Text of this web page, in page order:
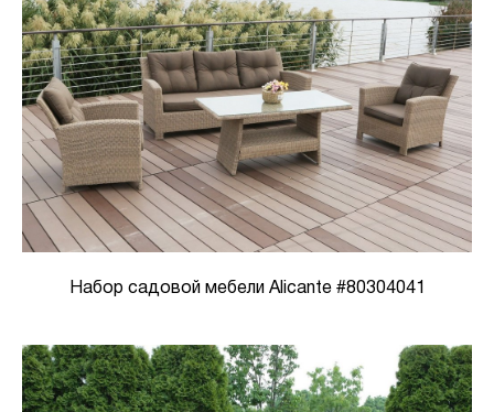
Набор садовой мебели Alicante #80304041